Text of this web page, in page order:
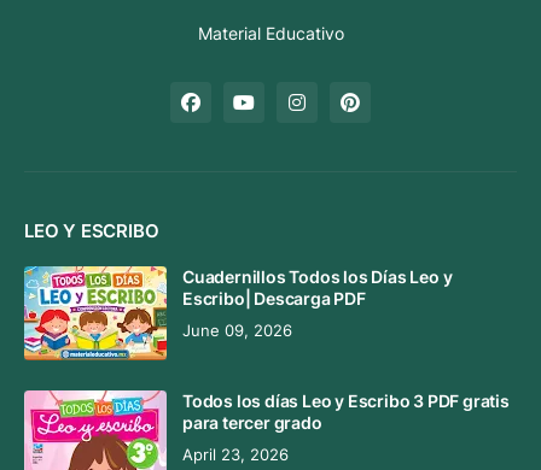
Material Educativo
LEO Y ESCRIBO
Cuadernillos Todos los Días Leo y
Escribo| Descarga PDF
June 09, 2026
Todos los días Leo y Escribo 3 PDF gratis
para tercer grado
April 23, 2026